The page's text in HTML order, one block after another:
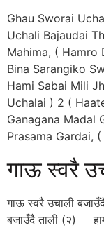
Ghau Sworai
Uchali Bajaudai
Mahima, ( Hamro
Bina Sarangiko
Hami Sabai Mili
Uchalai ) 2 (
Ganagana Madal
Prasama Gardai,
गाऊ स्वरै
गाऊ स्वरै उचाली
बजाउँदै ताली (२)